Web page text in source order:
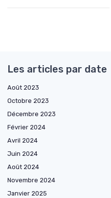
Les articles par date
Août 2023
Octobre 2023
Décembre 2023
Février 2024
Avril 2024
Juin 2024
Août 2024
Novembre 2024
Janvier 2025